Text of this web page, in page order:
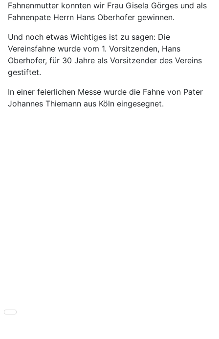
Fahnenmutter konnten wir Frau Gisela Görges und als
Fahnenpate Herrn Hans Oberhofer gewinnen.
Und noch etwas Wichtiges ist zu sagen: Die
Vereinsfahne wurde vom 1. Vorsitzenden, Hans
Oberhofer, für 30 Jahre als Vorsitzender des Vereins
gestiftet.
In einer feierlichen Messe wurde die Fahne von Pater
Johannes Thiemann aus Köln eingesegnet.